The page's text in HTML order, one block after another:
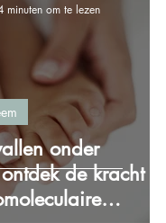
onder
de kracht
minuten om te lezen